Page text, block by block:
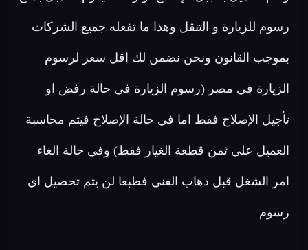
رسوم للزيارة و التنقل وهذا ما تفعله جميع الشركات
بموجب القانون ونحن نضمن لك اقل سعر لرسوم
الزيارة في مصر (رسوم الزيارة في حالة رفض او
تأجيل الإصلاح فقط اما في حالة الإصلاح فيتم محاسبة
العميل علي ثمن قطعة الغيار فقط) وفي حالة الغاء
امر الشغل قبل ذهاب الفني فطبعا لن يتم تحصيل اي
رسوم